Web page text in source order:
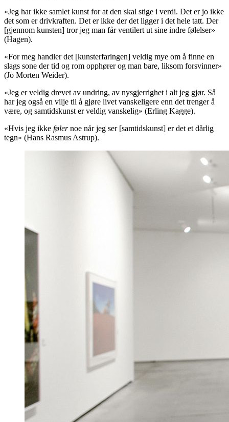
«Jeg har ikke samlet kunst for at den skal stige i verdi. Det er jo ikke
det som er drivkraften. Det er ikke der det ligger i det hele tatt. Der
[gjennom kunsten] tror jeg man får ventilert ut sine indre følelser»
(Hagen).
«For meg handler det [kunsterfaringen] veldig mye om å finne en
slags sone der tid og rom opphører og man bare, liksom forsvinner»
(Jo Morten Weider).
«Jeg er veldig drevet av undring, av nysgjerrighet i alt jeg gjør. Så
har jeg også en vilje til å gjøre livet vanskeligere enn det trenger å
være, og samtidskunst er veldig vanskelig» (Erling Kagge).
«Hvis jeg ikke følernoe når jeg ser [samtidskunst] er det et dårlig
tegn» (Hans Rasmus Astrup).